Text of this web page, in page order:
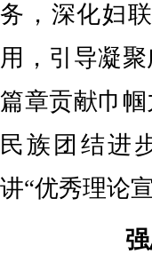
务，深化妇
用，引导凝
篇章贡献巾
民族团结进
讲“优秀理论